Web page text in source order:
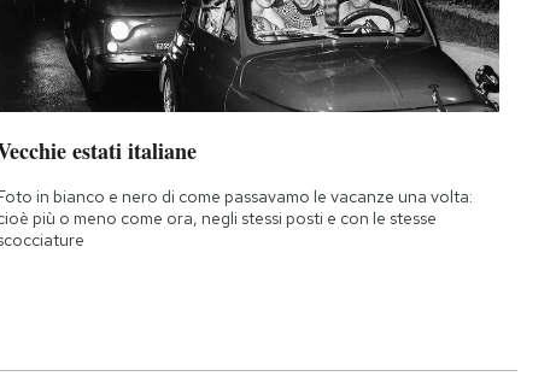
estati italiane
in bianco e nero di come passavamo le vacanze una volta:
più o meno come ora, negli stessi posti e con le stesse